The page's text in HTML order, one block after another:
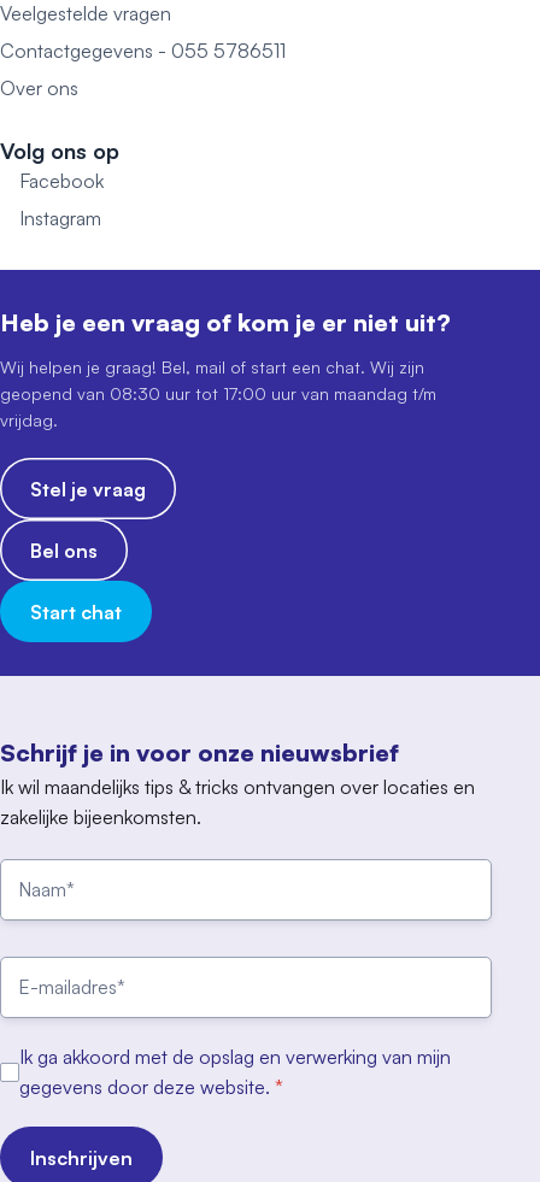
Veelgestelde vragen
Contactgegevens - 055 5786511
Over ons
Volg ons op
Facebook
Instagram
Schrijf je in voor onze nieuwsbrief
Ik wil maandelijks tips & tricks ontvangen over locaties en
zakelijke bijeenkomsten.
Ik ga akkoord met de opslag en verwerking van mijn
gegevens door deze website. *
Inschrijven
Heb je een vraag of kom je er niet uit?
Wij helpen je graag! Bel, mail of start een chat. Wij zijn
geopend van 08:30 uur tot 17:00 uur van maandag t/m
vrijdag.
Stel je vraag
Bel ons
Start chat